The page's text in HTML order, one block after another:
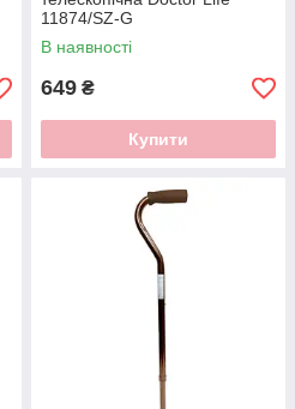
11874/SZ-G
В наявності
649 ₴
Купити